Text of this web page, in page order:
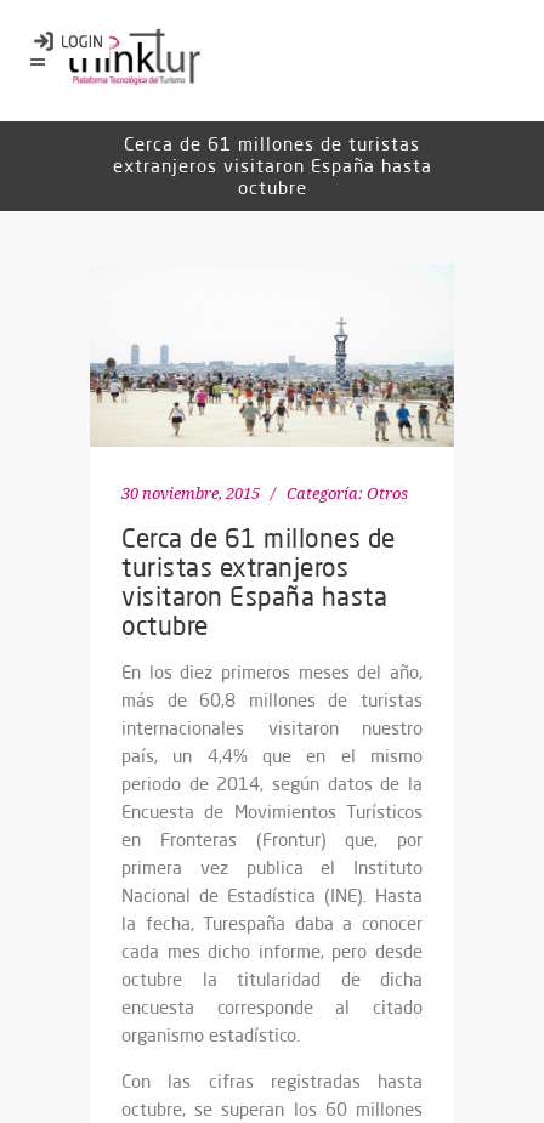
Cerca de 61 millones de turistas
extranjeros visitaron España hasta
octubre
30 noviembre, 2015 Categoría: Otros
Cerca de 61 millones de
turistas extranjeros
visitaron España hasta
octubre
En los diez primeros meses del año,
más de 60,8 millones de turistas
internacionales visitaron nuestro
país, un 4,4% que en el mismo
periodo de 2014, según datos de la
Encuesta de Movimientos Turísticos
en Fronteras (Frontur) que, por
primera vez publica el Instituto
Nacional de Estadística (INE). Hasta
la fecha, Turespaña daba a conocer
cada mes dicho informe, pero desde
octubre la titularidad de dicha
encuesta corresponde al citado
organismo estadístico.
Con las cifras registradas hasta
octubre, se superan los 60 millones